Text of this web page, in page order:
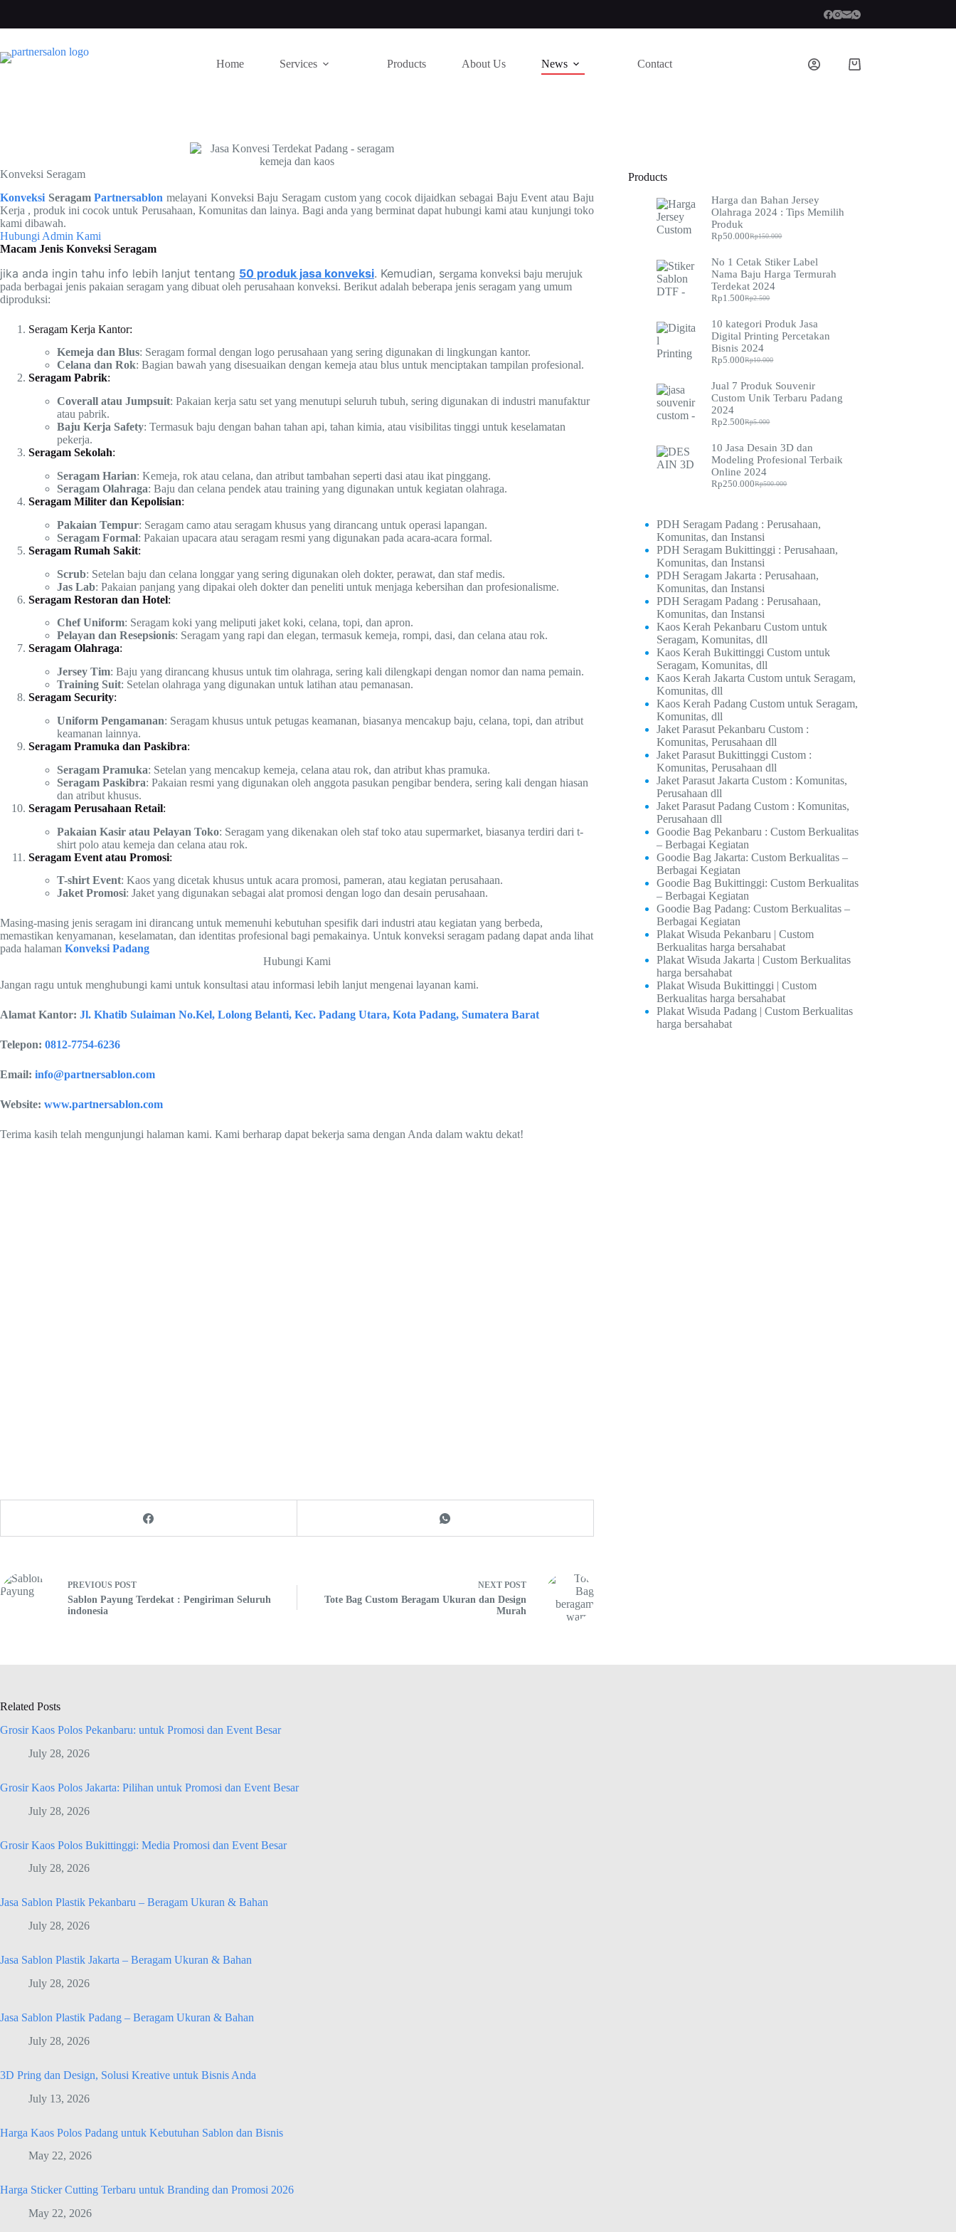
content
Home Services Products About Us News Contact
Shopping
Konveksi Seragam
Konveksi SeragamPartnersablon melayani Konveksi Baju Seragam custom yang cocok dijaidkan sebagai Baju Event atau Baju
Kerja , produk ini cocok untuk Perusahaan, Komunitas dan lainya. Bagi anda yang berminat dapat hubungi kami atau kunjungi toko
kami dibawah.
Hubungi Admin Kami
Macam Jenis Konveksi Seragam
jika anda ingin tahu info lebih lanjut tentang 50 produk jasa konveksi. Kemudian, sergama konveksi baju merujuk
pada berbagai jenis pakaian seragam yang dibuat oleh perusahaan konveksi. Berikut adalah beberapa jenis seragam yang umum
diproduksi:
Seragam Kerja Kantor:
Kemeja dan Blus: Seragam formal dengan logo perusahaan yang sering digunakan di lingkungan kantor.
Celana dan Rok: Bagian bawah yang disesuaikan dengan kemeja atau blus untuk menciptakan tampilan profesional.
Seragam Pabrik:
Coverall atau Jumpsuit: Pakaian kerja satu set yang menutupi seluruh tubuh, sering digunakan di industri manufaktur
atau pabrik.
Baju Kerja Safety: Termasuk baju dengan bahan tahan api, tahan kimia, atau visibilitas tinggi untuk keselamatan
pekerja.
Seragam Sekolah:
Seragam Harian: Kemeja, rok atau celana, dan atribut tambahan seperti dasi atau ikat pinggang.
Seragam Olahraga: Baju dan celana pendek atau training yang digunakan untuk kegiatan olahraga.
Seragam Militer dan Kepolisian:
Pakaian Tempur: Seragam camo atau seragam khusus yang dirancang untuk operasi lapangan.
Seragam Formal: Pakaian upacara atau seragam resmi yang digunakan pada acara-acara formal.
Seragam Rumah Sakit:
Scrub: Setelan baju dan celana longgar yang sering digunakan oleh dokter, perawat, dan staf medis.
Jas Lab: Pakaian panjang yang dipakai oleh dokter dan peneliti untuk menjaga kebersihan dan profesionalisme.
Seragam Restoran dan Hotel:
Chef Uniform: Seragam koki yang meliputi jaket koki, celana, topi, dan apron.
Pelayan dan Resepsionis: Seragam yang rapi dan elegan, termasuk kemeja, rompi, dasi, dan celana atau rok.
Seragam Olahraga:
Jersey Tim: Baju yang dirancang khusus untuk tim olahraga, sering kali dilengkapi dengan nomor dan nama pemain.
Training Suit: Setelan olahraga yang digunakan untuk latihan atau pemanasan.
Seragam Security:
Uniform Pengamanan: Seragam khusus untuk petugas keamanan, biasanya mencakup baju, celana, topi, dan atribut
keamanan lainnya.
Seragam Pramuka dan Paskibra:
Seragam Pramuka: Setelan yang mencakup kemeja, celana atau rok, dan atribut khas pramuka.
Seragam Paskibra: Pakaian resmi yang digunakan oleh anggota pasukan pengibar bendera, sering kali dengan hiasan
dan atribut khusus.
Seragam Perusahaan Retail:
Pakaian Kasir atau Pelayan Toko: Seragam yang dikenakan oleh staf toko atau supermarket, biasanya terdiri dari t-
shirt polo atau kemeja dan celana atau rok.
Seragam Event atau Promosi:
T-shirt Event: Kaos yang dicetak khusus untuk acara promosi, pameran, atau kegiatan perusahaan.
Jaket Promosi: Jaket yang digunakan sebagai alat promosi dengan logo dan desain perusahaan.
Masing-masing jenis seragam ini dirancang untuk memenuhi kebutuhan spesifik dari industri atau kegiatan yang berbeda,
memastikan kenyamanan, keselamatan, dan identitas profesional bagi pemakainya. Untuk konveksi seragam padang dapat anda lihat
pada halaman Konveksi Padang
Hubungi Kami
Jangan ragu untuk menghubungi kami untuk konsultasi atau informasi lebih lanjut mengenai layanan kami.
Alamat Kantor: Jl. Khatib Sulaiman No.Kel, Lolong Belanti, Kec. Padang Utara, Kota Padang, Sumatera Barat
Telepon: 0812-7754-6236
Email: info@partnersablon.com
Website: www.partnersablon.com
Terima kasih telah mengunjungi halaman kami. Kami berharap dapat bekerja sama dengan Anda dalam waktu dekat!
PREVIOUS POST
Sablon Payung Terdekat : Pengiriman Seluruh
indonesia
NEXT POST
Tote Bag Custom Beragam Ukuran dan Design
Murah
Products
Harga dan Bahan Jersey
Olahraga 2024 : Tips Memilih
Produk
Rp150.000
Original
was:
Rp150.000.
Rp50.000Current
is:
Rp50.000.
No 1 Cetak Stiker Label
Nama Baju Harga Termurah
Terdekat 2024
Rp2.500
Original
was:
Rp2.500.
Rp1.500Current
is:
Rp1.500.
10 kategori Produk Jasa
Digital Printing Percetakan
Bisnis 2024
Rp10.000
Original
was:
Rp10.000.
Rp5.000Current
is:
Rp5.000.
Jual 7 Produk Souvenir
Custom Unik Terbaru Padang
2024
Rp5.000
Original
was:
Rp5.000.
Rp2.500Current
is:
Rp2.500.
10 Jasa Desain 3D dan
Modeling Profesional Terbaik
Online 2024
Rp500.000
Original
Rp500.000.
Rp250.000Current
Rp250.000.
PDH Seragam Padang : Perusahaan,
Komunitas, dan Instansi
PDH Seragam Bukittinggi : Perusahaan,
Komunitas, dan Instansi
PDH Seragam Jakarta : Perusahaan,
Komunitas, dan Instansi
PDH Seragam Padang : Perusahaan,
Komunitas, dan Instansi
Kaos Kerah Pekanbaru Custom untuk
Seragam, Komunitas, dll
Kaos Kerah Bukittinggi Custom untuk
Seragam, Komunitas, dll
Kaos Kerah Jakarta Custom untuk Seragam,
Komunitas, dll
Kaos Kerah Padang Custom untuk Seragam,
Komunitas, dll
Jaket Parasut Pekanbaru Custom :
Komunitas, Perusahaan dll
Jaket Parasut Bukittinggi Custom :
Komunitas, Perusahaan dll
Jaket Parasut Jakarta Custom : Komunitas,
Perusahaan dll
Jaket Parasut Padang Custom : Komunitas,
Perusahaan dll
Goodie Bag Pekanbaru : Custom Berkualitas
– Berbagai Kegiatan
Goodie Bag Jakarta: Custom Berkualitas –
Berbagai Kegiatan
Goodie Bag Bukittinggi: Custom Berkualitas
– Berbagai Kegiatan
Goodie Bag Padang: Custom Berkualitas –
Berbagai Kegiatan
Plakat Wisuda Pekanbaru | Custom
Berkualitas harga bersahabat
Plakat Wisuda Jakarta | Custom Berkualitas
harga bersahabat
Plakat Wisuda Bukittinggi | Custom
Berkualitas harga bersahabat
Plakat Wisuda Padang | Custom Berkualitas
harga bersahabat
Related Posts
Grosir Kaos Polos Pekanbaru: untuk Promosi dan Event Besar
July 28, 2026
Grosir Kaos Polos Jakarta: Pilihan untuk Promosi dan Event Besar
July 28, 2026
Grosir Kaos Polos Bukittinggi: Media Promosi dan Event Besar
July 28, 2026
Jasa Sablon Plastik Pekanbaru – Beragam Ukuran & Bahan
July 28, 2026
Jasa Sablon Plastik Jakarta – Beragam Ukuran & Bahan
July 28, 2026
Jasa Sablon Plastik Padang – Beragam Ukuran & Bahan
July 28, 2026
3D Pring dan Design, Solusi Kreative untuk Bisnis Anda
July 13, 2026
Harga Kaos Polos Padang untuk Kebutuhan Sablon dan Bisnis
May 22, 2026
Harga Sticker Cutting Terbaru untuk Branding dan Promosi 2026
May 22, 2026